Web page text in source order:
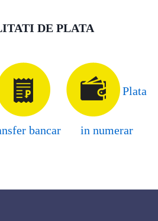
DE PLATA
bancar
Plata
in numerar